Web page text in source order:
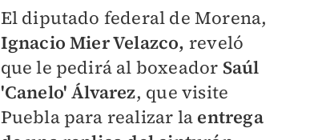
El diputado federal de Morena,
Ignacio Mier Velazco, reveló
que le pedirá al boxeador Saúl
'Canelo' Álvarez, que visite
Puebla para realizar la entrega